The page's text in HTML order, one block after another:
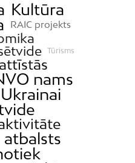
Kultūra
RAIC projekts
Tūrisms
nams
atbalsts